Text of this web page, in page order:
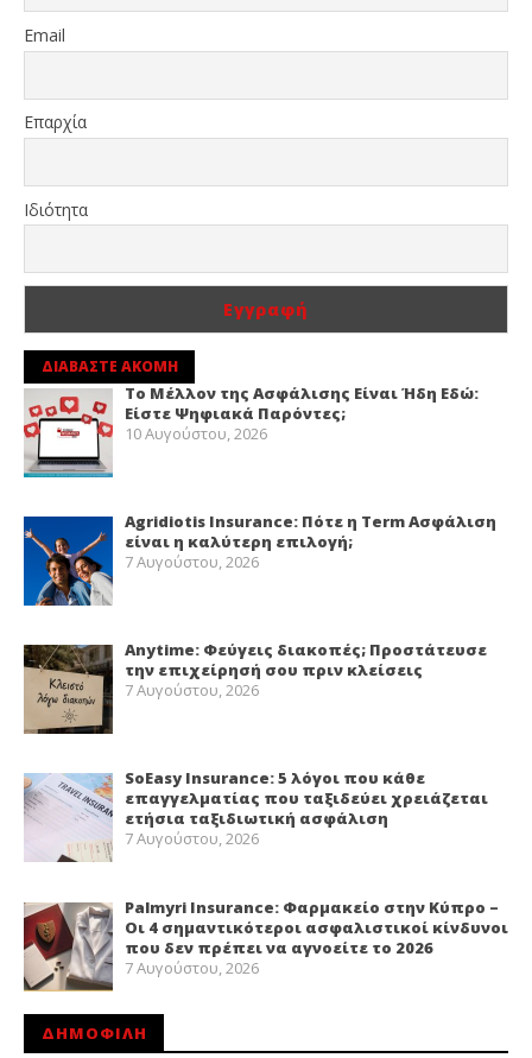
Email
Επαρχία
Ιδιότητα
ΔΙΑΒΑΣΤΕ ΑΚΟΜΗ
Το Μέλλον της Ασφάλισης Είναι Ήδη Εδώ:
Είστε Ψηφιακά Παρόντες;
10 Αυγούστου, 2026
Agridiotis Insurance: Πότε η Term Ασφάλιση
είναι η καλύτερη επιλογή;
7 Αυγούστου, 2026
Anytime: Φεύγεις διακοπές; Προστάτευσε
την επιχείρησή σου πριν κλείσεις
7 Αυγούστου, 2026
SoEasy Insurance: 5 λόγοι που κάθε
επαγγελματίας που ταξιδεύει χρειάζεται
ετήσια ταξιδιωτική ασφάλιση
7 Αυγούστου, 2026
Palmyri Insurance: Φαρμακείο στην Κύπρο –
Οι 4 σημαντικότεροι ασφαλιστικοί κίνδυνοι
που δεν πρέπει να αγνοείτε το 2026
7 Αυγούστου, 2026
ΔΗΜΟΦΙΛΗ